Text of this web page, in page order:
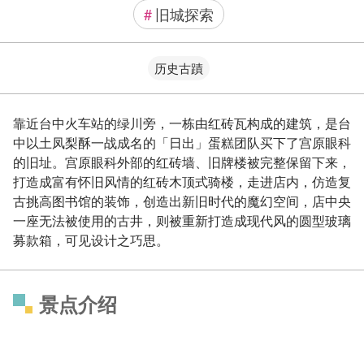
#旧城探索
历史古蹟
靠近台中火车站的绿川旁，一栋由红砖瓦构成的建筑，是台
中以土凤梨酥一战成名的「日出」蛋糕团队买下了宫原眼科
的旧址。宫原眼科外部的红砖墙、旧牌楼被完整保留下来，
打造成富有怀旧风情的红砖木顶式骑楼，走进店内，仿造复
古挑高图书馆的装饰，创造出新旧时代的魔幻空间，店中央
一座无法被使用的古井，则被重新打造成现代风的圆型玻璃
募款箱，可见设计之巧思。
景点介绍